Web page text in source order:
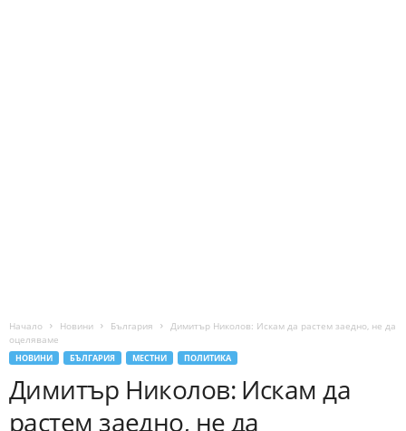
Начало Новини България
Димитър Николов: Искам да растем заедно, не да
оцеляваме
НОВИНИ БЪЛГАРИЯ МЕСТНИ ПОЛИТИКА
Димитър Николов: Искам да
растем заедно, не да